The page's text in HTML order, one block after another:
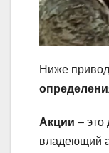
Ниже
Акции – это
владеющий